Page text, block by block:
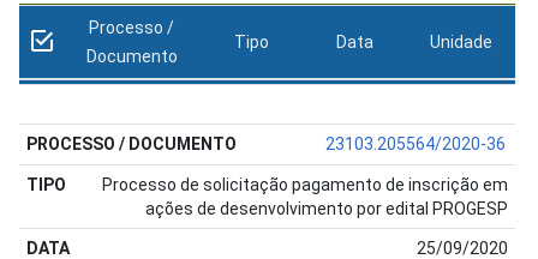
Processo /
Documento
Tipo Data Unidade
23103.205564/2020-36
Processo de solicitação pagamento de inscrição em
ações de desenvolvimento por edital PROGESP
25/09/2020